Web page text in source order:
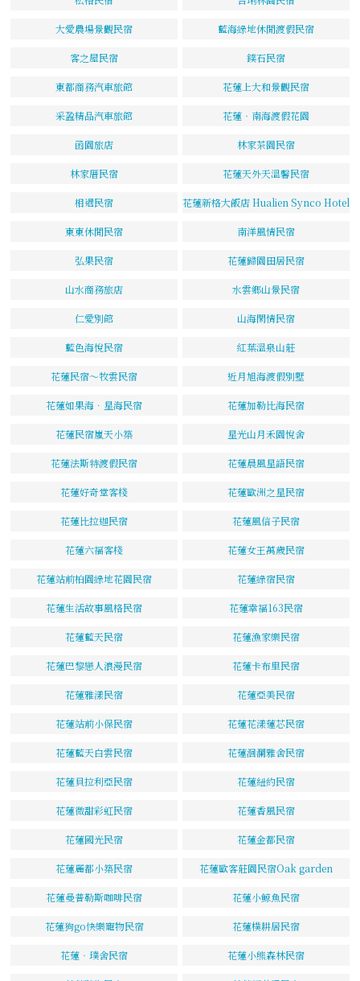
大愛農場景觀民宿 藍海綠地休閒渡假民宿
客之屋民宿 鏷石民宿
東都商務汽車旅館 花蓮上大和景觀民宿
采盈精品汽車旅館 花蓮‧南海渡假花園
函園旅店 林家茶園民宿
林家厝民宿 花蓮天外天溫馨民宿
相遇民宿 花蓮新格大飯店 Hualien Synco Hotel
東東休閒民宿 南洋風情民宿
弘果民宿 花蓮歸園田居民宿
山水商務旅店 水雲鄉山景民宿
仁愛別館 山海閑情民宿
藍色海悅民宿 紅葉溫泉山莊
花蓮民宿～牧雲民宿 近月旭海渡假別墅
花蓮如果海．星海民宿 花蓮加勒比海民宿
花蓮民宿嵐天小築 星光山月禾園悅舍
花蓮法斯特渡假民宿 花蓮晨風星語民宿
花蓮好奇堂客棧 花蓮歐洲之星民宿
花蓮比拉迦民宿 花蓮風信子民宿
花蓮六福客棧 花蓮女王萬歲民宿
花蓮站前柏園綠地花園民宿 花蓮綠宿民宿
花蓮生活故事風格民宿 花蓮幸福163民宿
花蓮藍天民宿 花蓮漁家樂民宿
花蓮巴黎戀人浪漫民宿 花蓮卡布里民宿
花蓮雅漾民宿 花蓮亞美民宿
花蓮站前小保民宿 花蓮花漾蓮芯民宿
花蓮藍天白雲民宿 花蓮洄瀾雅舍民宿
花蓮貝拉利亞民宿 花蓮紐約民宿
花蓮微甜彩虹民宿 花蓮香風民宿
花蓮國光民宿 花蓮金都民宿
花蓮麗都小築民宿 花蓮歐客莊園民宿Oak garden
花蓮曼普勒斯咖啡民宿 花蓮小鯨魚民宿
花蓮狗go快樂寵物民宿 花蓮樸耕居民宿
花蓮‧璞舍民宿 花蓮小熊森林民宿